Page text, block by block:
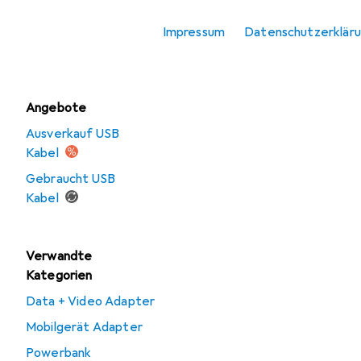
Impressum
Angebote
Ausverkauf USB
Kabel
Gebraucht USB
Kabel
Verwandte
Kategorien
Data + Video Adapter
Mobilgerät Adapter
Powerbank